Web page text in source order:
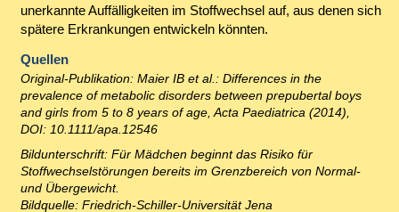
unerkannte Auffälligkeiten im Stoffwechsel auf, aus denen sich
spätere Erkrankungen entwickeln könnten.
Quellen
Original-Publikation: Maier IB et al.: Differences in the
prevalence of metabolic disorders between prepubertal boys
and girls from 5 to 8 years of age, Acta Paediatrica (2014)
DOI: 10.1111/apa.12546
Bildunterschrift: Für Mädchen beginnt das Risiko für
Stoffwechselstörungen bereits im Grenzbereich von Normal-
und Übergewicht.
Bildquelle: Friedrich-Schiller-Universität Jena